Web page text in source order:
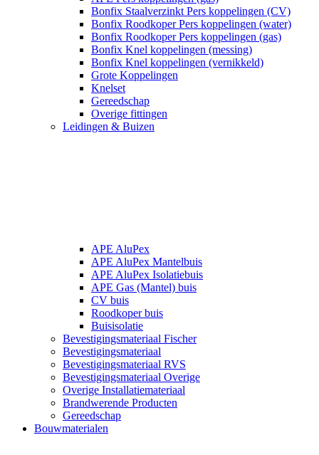
Bonfix Staalverzinkt Pers koppelingen (CV)
Bonfix Roodkoper Pers koppelingen (water)
Bonfix Roodkoper Pers koppelingen (gas)
Bonfix Knel koppelingen (messing)
Bonfix Knel koppelingen (vernikkeld)
Grote Koppelingen
Knelset
Gereedschap
Overige fittingen
Leidingen & Buizen
APE AluPex
APE AluPex Mantelbuis
APE AluPex Isolatiebuis
APE Gas (Mantel) buis
CV buis
Roodkoper buis
Buisisolatie
Bevestigingsmateriaal Fischer
Bevestigingsmateriaal
Bevestigingsmateriaal RVS
Bevestigingsmateriaal Overige
Overige Installatiemateriaal
Brandwerende Producten
Gereedschap
Bouwmaterialen